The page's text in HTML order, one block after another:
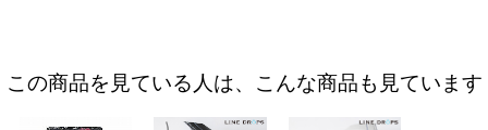
この商品を見ている人は、こんな商品も見ています